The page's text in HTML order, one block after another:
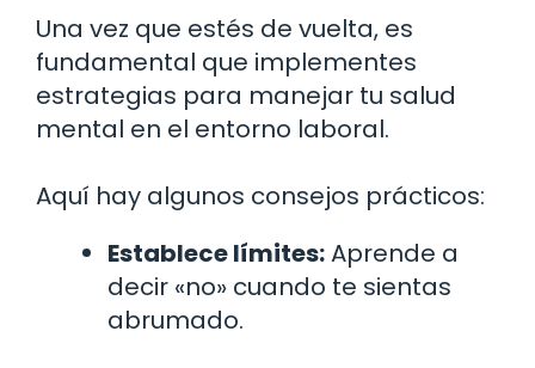
Una vez que estés de vuelta, es
fundamental que implementes
estrategias para manejar tu salud
mental en el entorno laboral.
Aquí hay algunos consejos prácticos:
Establece límites:Aprende a
decir «no» cuando te sientas
abrumado.